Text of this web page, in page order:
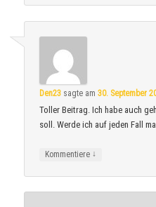
Den23 sagte am30. September
Toller Beitrag. Ich habe auch
soll. Werde ich auf jeden Fall
Kommentiere ↓